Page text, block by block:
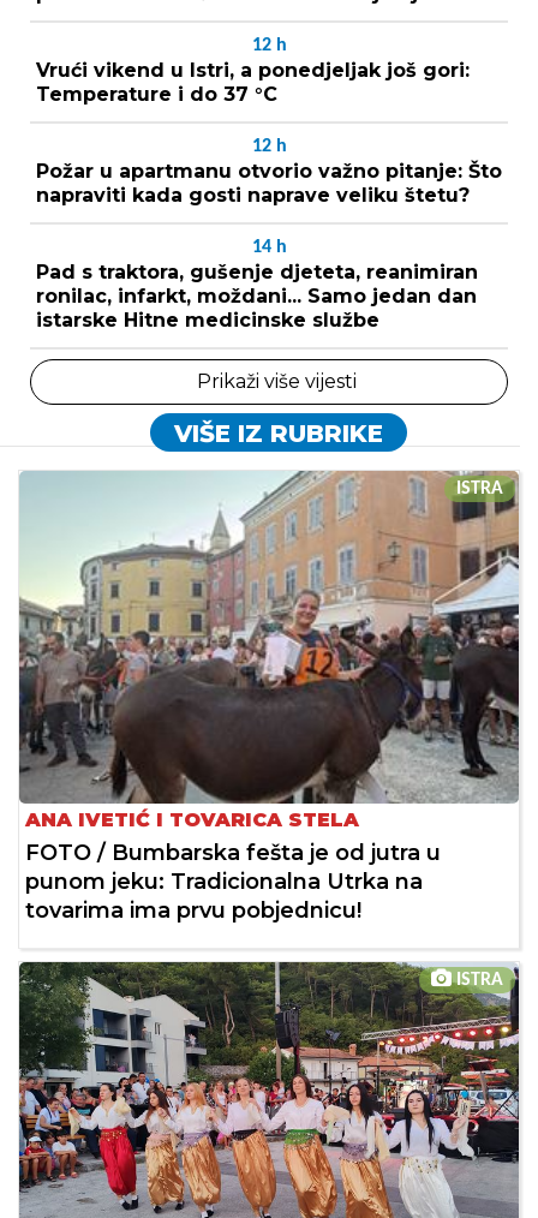
12 h
Vrući vikend u Istri, a ponedjeljak još gori:
Temperature i do 37 °C
12 h
Požar u apartmanu otvorio važno pitanje: Što
napraviti kada gosti naprave veliku štetu?
14 h
Pad s traktora, gušenje djeteta, reanimiran
ronilac, infarkt, moždani... Samo jedan dan
istarske Hitne medicinske službe
Prikaži više vijesti
VIŠE IZ RUBRIKE
ISTRA
ANA IVETIĆ I TOVARICA STELA
FOTO / Bumbarska fešta je od jutra u
punom jeku: Tradicionalna Utrka na
tovarima ima prvu pobjednicu!
ISTRA